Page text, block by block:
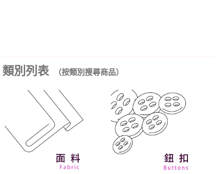
類別列表 （按類別搜尋商品）